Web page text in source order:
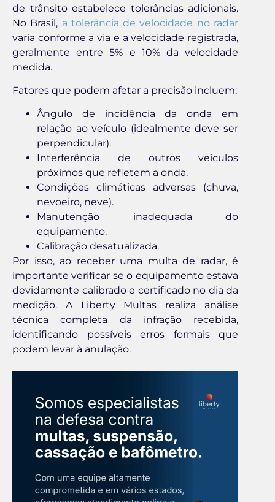
de trânsito estabelece tolerâncias adicionais.
No Brasil, a tolerância de velocidade no radar
varia conforme a via e a velocidade registrada,
geralmente entre 5% e 10% da velocidade
medida.
Fatores que podem afetar a precisão incluem:
Ângulo de incidência da onda em
relação ao veículo (idealmente deve ser
perpendicular).
Interferência de outros veículos
próximos que refletem a onda.
Condições climáticas adversas (chuva,
nevoeiro, neve).
Manutenção inadequada do
equipamento.
Calibração desatualizada.
Por isso, ao receber uma multa de radar, é
importante verificar se o equipamento estava
devidamente calibrado e certificado no dia da
medição. A Liberty Multas realiza análise
técnica completa da infração recebida,
identificando possíveis erros formais que
podem levar à anulação.